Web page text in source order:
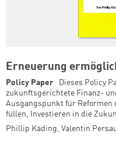
Erneuerung
Policy Paper
Dieses Policy
zukunftsgerichtete Finanz-
Ausgangspunkt für Reformen
füllen, Investieren in die
Phillip Käding, Valentin